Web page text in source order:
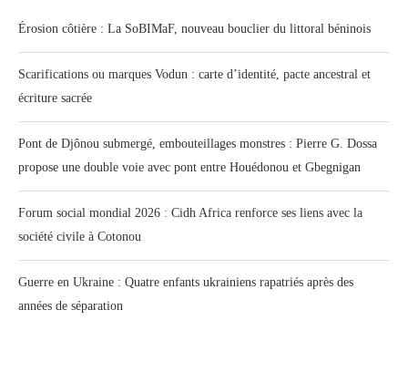
Érosion côtière : La SoBIMaF, nouveau bouclier du littoral béninois
Scarifications ou marques Vodun : carte d’identité, pacte ancestral et
écriture sacrée
Pont de Djônou submergé, embouteillages monstres : Pierre G. Dossa
propose une double voie avec pont entre Houédonou et Gbegnigan
Forum social mondial 2026 : Cidh Africa renforce ses liens avec la
société civile à Cotonou
Guerre en Ukraine : Quatre enfants ukrainiens rapatriés après des
années de séparation